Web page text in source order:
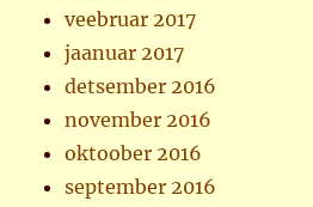
veebruar 2017
jaanuar 2017
detsember 2016
november 2016
oktoober 2016
september 2016